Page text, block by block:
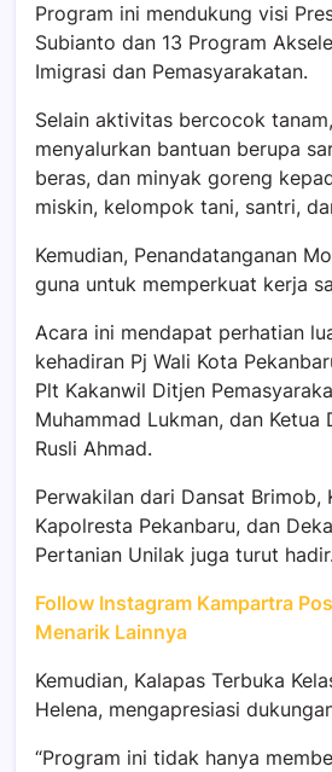
Program ini mendukung visi
Subianto dan 13 Program
Imigrasi dan Pemasyarakatan.
Selain aktivitas bercocok
menyalurkan bantuan berupa
beras, dan minyak goreng
miskin, kelompok tani, santri,
Kemudian, Penandatanganan
guna untuk memperkuat kerja
Acara ini mendapat perhatian
kehadiran Pj Wali Kota
Plt Kakanwil Ditjen
Muhammad Lukman, dan Ketua
Rusli Ahmad.
Perwakilan dari Dansat Brimob,
Kapolresta Pekanbaru, dan
Pertanian Unilak juga turut hadir.
Follow Instagram Kampartra
Menarik Lainnya
Kemudian, Kalapas Terbuka
Helena, mengapresiasi
“Program ini tidak hanya